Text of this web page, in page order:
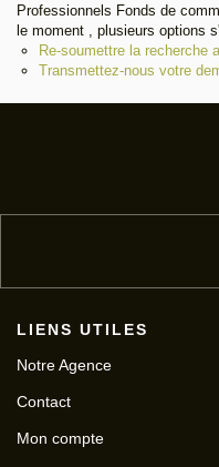
Professionnels Fonds de
le moment , plusieurs options
Re-soumettre la recherche
Transmettez-nous votre
LIENS UTILES
Notre Agence
Contact
Mon compte